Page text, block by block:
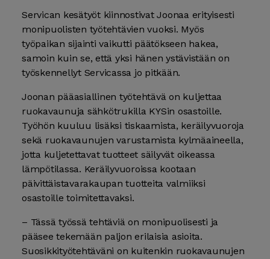
Servican kesätyöt kiinnostivat Joonaa erityisesti
monipuolisten työtehtävien vuoksi. Myös
työpaikan sijainti vaikutti päätökseen hakea,
samoin kuin se, että yksi hänen ystävistään on
työskennellyt Servicassa jo pitkään.
Joonan pääasiallinen työtehtävä on kuljettaa
ruokavaunuja sähkötrukilla KYSin osastoille.
Työhön kuuluu lisäksi tiskaamista, keräilyvuoroja
sekä ruokavaunujen varustamista kylmäaineella,
jotta kuljetettavat tuotteet säilyvät oikeassa
lämpötilassa. Keräilyvuoroissa kootaan
päivittäistavarakaupan tuotteita valmiiksi
osastoille toimitettavaksi.
– Tässä työssä tehtäviä on monipuolisesti ja
pääsee tekemään paljon erilaisia asioita.
Suosikkityötehtäväni on kuitenkin ruokavaunujen